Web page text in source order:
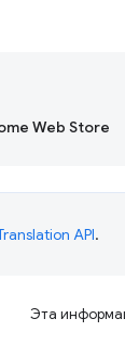
Web Store
API.
Эта